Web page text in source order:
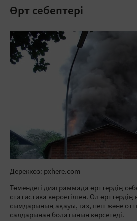
Өрт себептері
Дереккөз: pxhere.com
Төмендегі диаграммада өрттердің
статистика көрсетілген. Ол өрттердің
сымдарының ақауы, газ, пеш және
салдарынан болатынын көрсетеді.